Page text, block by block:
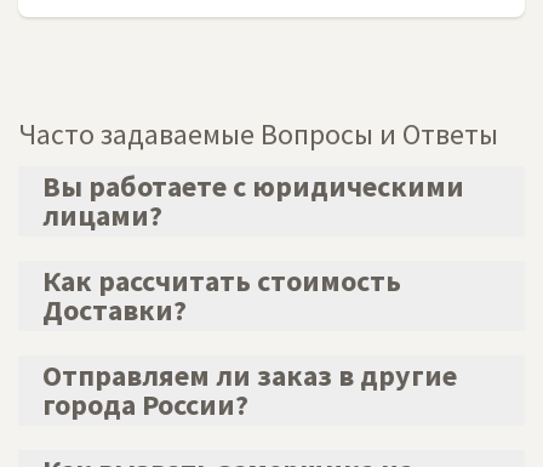
Часто задаваемые Вопросы и Ответы
Вы работаете с юридическими
лицами?
Да
Как рассчитать стоимость
Доставки?
Стоимость доставки до г.Москва 2000 руб.
киллометраж по М.О. + 40 руб.км.от МКАД.
Отправляем ли заказ в другие
города России?